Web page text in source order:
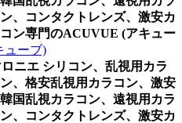
、コンタクトレンズ、激安カ
ン専門のACUVUE (アキュー
ューブ)
ニエ シリコン、乱視用カラ
、格安乱視用カラコン、激安
国乱視カラコン、遠視用カラ
、コンタクトレンズ、激安カ